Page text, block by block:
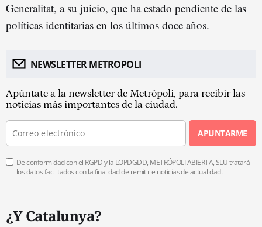
Generalitat, a su juicio, que ha estado pendiente de las
políticas identitarias en los últimos doce años.
NEWSLETTER METROPOLI
Apúntate a la newsletter de Metrópoli, para recibir las
noticias más importantes de la ciudad.
APUNTARME
De conformidad con el RGPD y la LOPDGDD, METRÓPOLI ABIERTA, SLU tratará
los datos facilitados con la finalidad de remitirle noticias de actualidad.
¿Y Catalunya?